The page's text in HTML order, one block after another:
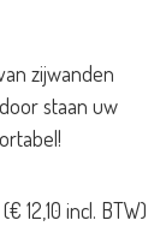
zijwanden
staan uw
(€ 12,10 incl. BTW)